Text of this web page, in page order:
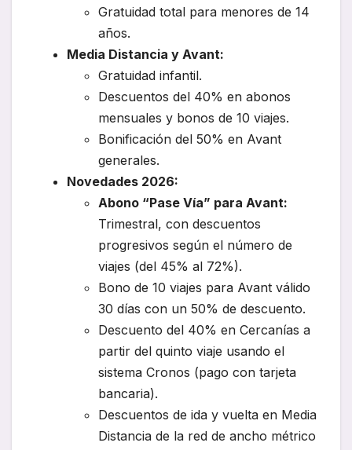
Gratuidad total para menores de 14
años.
Media Distancia y Avant:
Gratuidad infantil.
Descuentos del 40% en abonos
mensuales y bonos de 10 viajes.
Bonificación del 50% en Avant
generales.
Novedades 2026:
Abono “Pase Vía” para Avant:
Trimestral, con descuentos
progresivos según el número de
viajes (del 45% al 72%).
Bono de 10 viajes para Avant válido
30 días con un 50% de descuento.
Descuento del 40% en Cercanías a
partir del quinto viaje usando el
sistema Cronos (pago con tarjeta
bancaria).
Descuentos de ida y vuelta en Media
Distancia de la red de ancho métrico